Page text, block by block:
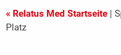
« Relatus Med Startseite|
Platz